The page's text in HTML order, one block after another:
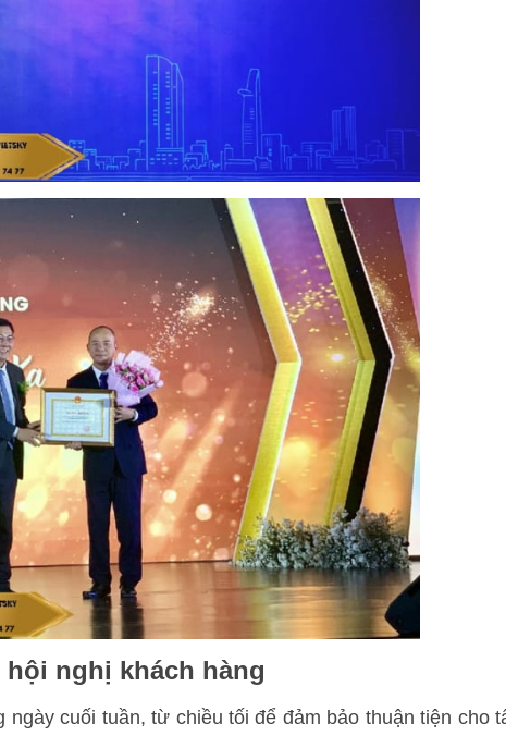
nghị khách hàng
cuối tuần, từ chiều tối để đảm bảo thuận tiện cho